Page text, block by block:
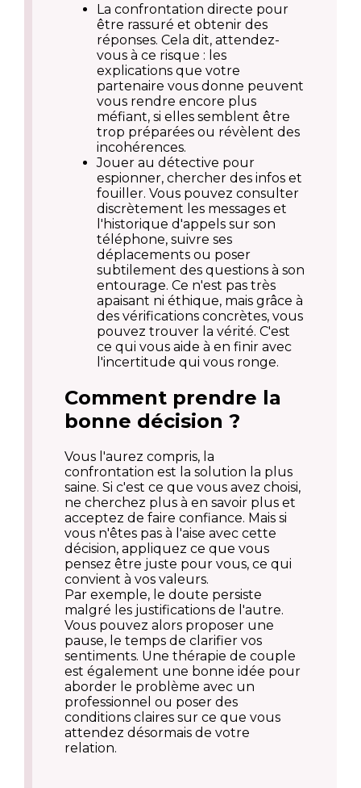
La confrontation directe pour
être rassuré et obtenir des
réponses. Cela dit, attendez-
vous à ce risque : les
explications que votre
partenaire vous donne peuvent
vous rendre encore plus
méfiant, si elles semblent être
trop préparées ou révèlent des
incohérences.
Jouer au détective pour
espionner, chercher des infos et
fouiller. Vous pouvez consulter
discrètement les messages et
l'historique d'appels sur son
téléphone, suivre ses
déplacements ou poser
subtilement des questions à son
entourage. Ce n'est pas très
apaisant ni éthique, mais grâce à
des vérifications concrètes, vous
pouvez trouver la vérité. C'est
ce qui vous aide à en finir avec
l'incertitude qui vous ronge.
Comment prendre la
bonne décision ?
Vous l'aurez compris, la
confrontation est la solution la plus
saine. Si c'est ce que vous avez choisi,
ne cherchez plus à en savoir plus et
acceptez de faire confiance. Mais si
vous n'êtes pas à l'aise avec cette
décision, appliquez ce que vous
pensez être juste pour vous, ce qui
convient à vos valeurs.
Par exemple, le doute persiste
malgré les justifications de l'autre.
Vous pouvez alors proposer une
pause, le temps de clarifier vos
sentiments. Une thérapie de couple
est également une bonne idée pour
aborder le problème avec un
professionnel ou poser des
conditions claires sur ce que vous
attendez désormais de votre
relation.